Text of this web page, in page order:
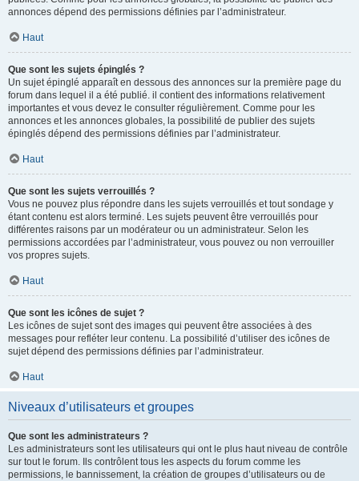
annonces dépend des permissions définies par l’administrateur.
Haut
Que sont les sujets épinglés ?
Un sujet épinglé apparaît en dessous des annonces sur la première page du
forum dans lequel il a été publié. il contient des informations relativement
importantes et vous devez le consulter régulièrement. Comme pour les
annonces et les annonces globales, la possibilité de publier des sujets
épinglés dépend des permissions définies par l’administrateur.
Haut
Que sont les sujets verrouillés ?
Vous ne pouvez plus répondre dans les sujets verrouillés et tout sondage y
étant contenu est alors terminé. Les sujets peuvent être verrouillés pour
différentes raisons par un modérateur ou un administrateur. Selon les
permissions accordées par l’administrateur, vous pouvez ou non verrouiller
vos propres sujets.
Haut
Que sont les icônes de sujet ?
Les icônes de sujet sont des images qui peuvent être associées à des
messages pour refléter leur contenu. La possibilité d’utiliser des icônes de
sujet dépend des permissions définies par l’administrateur.
Haut
Niveaux d’utilisateurs et groupes
Que sont les administrateurs ?
Les administrateurs sont les utilisateurs qui ont le plus haut niveau de contrôle
sur tout le forum. Ils contrôlent tous les aspects du forum comme les
permissions, le bannissement, la création de groupes d’utilisateurs ou de